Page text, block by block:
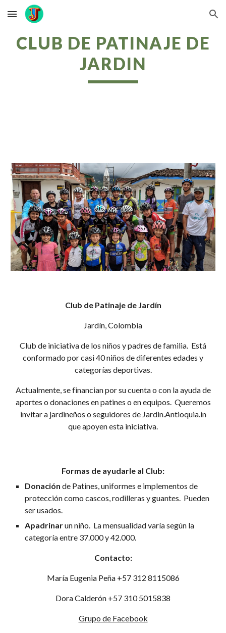
Skip to main content Skip to navigation
CLUB DE PATINAJE DE
JARDIN
Club de Patinaje de Jardín
Jardín, Colombia
Club de iniciativa de los niños y padres de familia. Está
conformado por casi 40 niños de diferentes edades y
categorías deportivas.
Actualmente, se financian por su cuenta o con la ayuda de
aportes o donaciones en patines o en equipos. Queremos
invitar a jardineños o seguidores de Jardin.Antioquia.in
que apoyen esta iniciativa.
Formas de ayudarle al Club:
Donación de Patines, uniformes e implementos de
protección como cascos, rodilleras y guantes. Pueden
ser usados.
Apadrinarun niño. La mensualidad varía según la
categoría entre 37.000 y 42.000.
Contacto:
María Eugenia Peña +57 312 8115086
Dora Calderón +57 310 5015838
Grupo de Facebook